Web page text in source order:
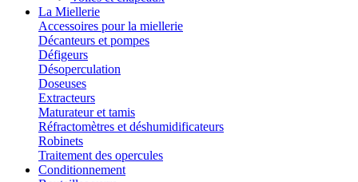
La Miellerie
Accessoires pour la miellerie
Décanteurs et pompes
Défigeurs
Désoperculation
Doseuses
Extracteurs
Maturateur et tamis
Réfractomètres et déshumidificateurs
Robinets
Traitement des opercules
Conditionnement